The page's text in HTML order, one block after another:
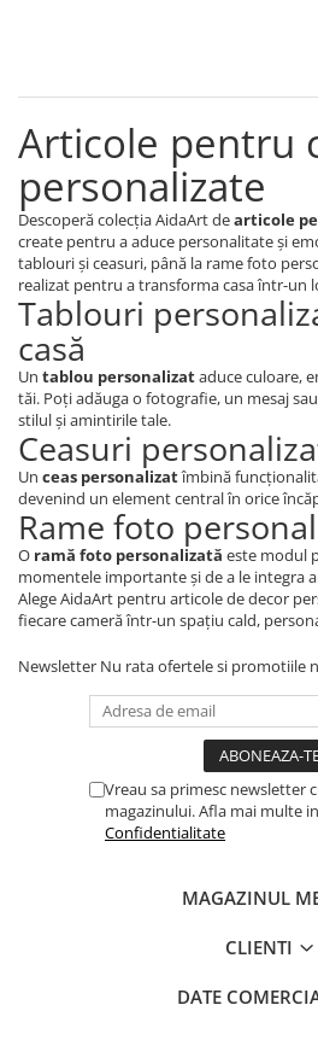
Articole pentru
personalizate
Descoperă colecția AidaArt dearticole
create pentru a aduce personalitate și
tablouri și ceasuri, până la rame foto
realizat pentru a transforma casa într-un
Tablouri
casă
Un tablou personalizataduce culoare,
tăi. Poți adăuga o fotografie, un mesaj
stilul și amintirile tale.
Ceasuri
Un ceas personalizatîmbină
devenind un element central în orice
Rame foto
O ramă foto personalizată este modul
momentele importante și de a le integra
Alege AidaArt pentru articole de decor
fiecare cameră într-un spațiu cald,
Newsletter Nu rata ofertele si promotiile
Vreau sa primesc newsletter
magazinului. Afla mai multe in
Confidentialitate
MAGAZINUL
CLIENTI
DATE